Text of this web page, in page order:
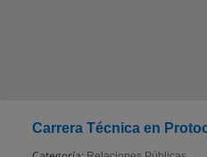
Carrera Técnica en